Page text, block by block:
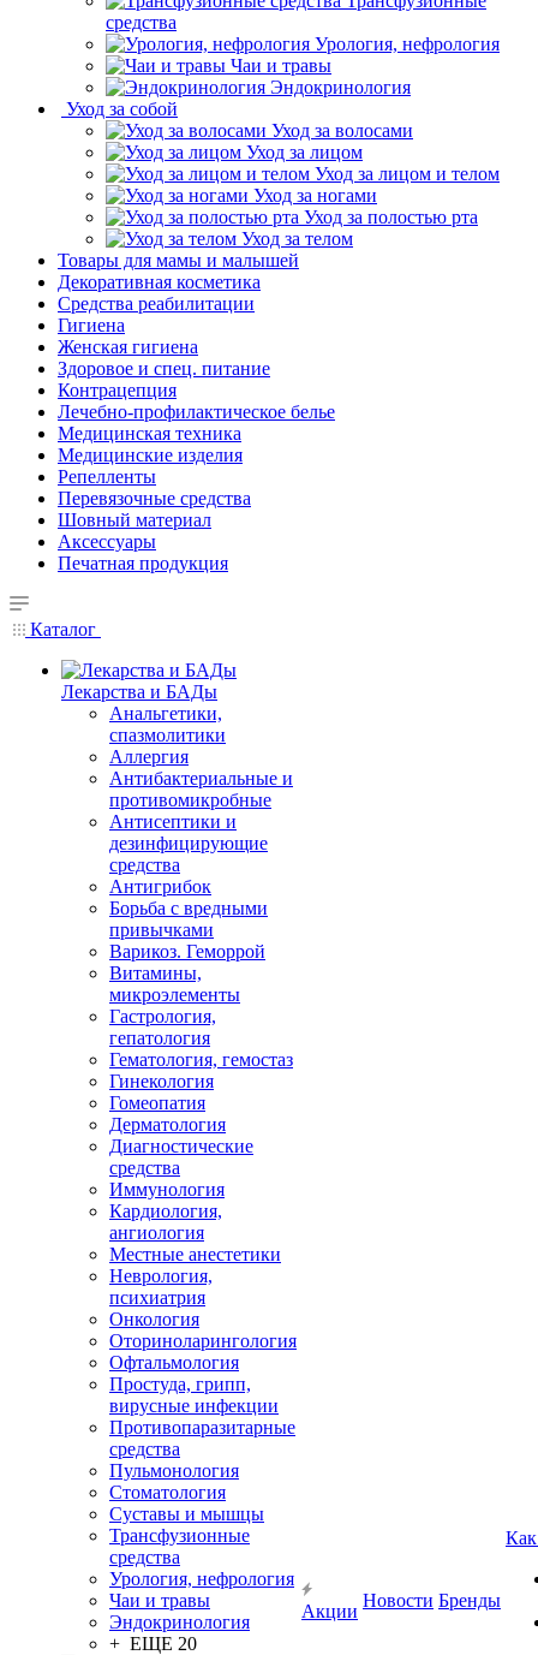
средства
Урология, нефрология
Чаи и травы
Эндокринология
Уход за собой
Уход за волосами
Уход за лицом
Уход за лицом и телом
Уход за ногами
Уход за полостью рта
Уход за телом
Товары для мамы и малышей
Декоративная косметика
Средства реабилитации
Гигиена
Женская гигиена
Здоровое и спец. питание
Контрацепция
Лечебно-профилактическое белье
Медицинская техника
Медицинские изделия
Репелленты
Перевязочные средства
Шовный материал
Аксессуары
Печатная продукция
Каталог
Лекарства и БАДы
Анальгетики,
спазмолитики
Аллергия
Антибактериальные и
противомикробные
Антисептики и
дезинфицирующие
средства
Антигрибок
Борьба с вредными
привычками
Варикоз. Геморрой
Витамины,
микроэлементы
Гастрология,
гепатология
Гематология, гемостаз
Гинекология
Гомеопатия
Дерматология
Диагностические
средства
Иммунология
Кардиология,
ангиология
Местные анестетики
Неврология,
психиатрия
Онкология
Оториноларингология
Офтальмология
Простуда, грипп,
вирусные инфекции
Противопаразитарные
средства
Пульмонология
Стоматология
Суставы и мышцы
Трансфузионные
средства
Урология, нефрология
Чаи и травы
Эндокринология
+ ЕЩЕ 20
Акции
Новости Бренды